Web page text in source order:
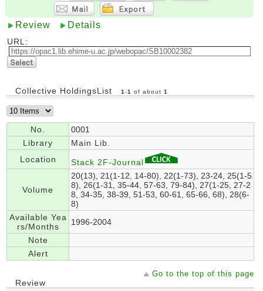
Review Details
URL:
Collective HoldingsList 1 -1 of about 1
No.
0001
Library
Main Lib.
Location
Stack 2F-Journal
Volume
20(13), 21(1-12, 14-80), 22(1-73), 23-24, 25(1-5
8), 26(1-31, 35-44, 57-63, 79-84), 27(1-25, 27-2
8, 34-35, 38-39, 51-53, 60-61, 65-66, 68), 28(6-
8)
Available Yea
rs/Months
1996-2004
Note
Alert
Go to the top of this page
Review